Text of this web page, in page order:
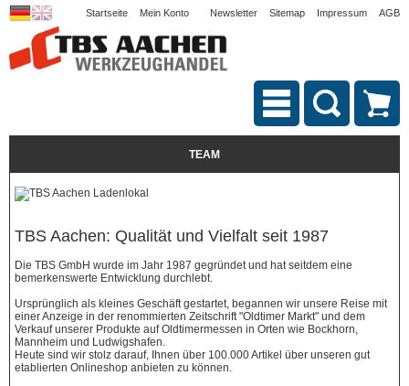
Startseite Mein Konto Newsletter Sitemap Impressum AGB
TEAM
TBS Aachen: Qualität und Vielfalt seit 1987
Die TBS GmbH wurde im Jahr 1987 gegründet und hat seitdem eine
bemerkenswerte Entwicklung durchlebt.
Ursprünglich als kleines Geschäft gestartet, begannen wir unsere Reise mit
einer Anzeige in der renommierten Zeitschrift "Oldtimer Markt" und dem
Verkauf unserer Produkte auf Oldtimermessen in Orten wie Bockhorn,
Mannheim und Ludwigshafen.
Heute sind wir stolz darauf, Ihnen über 100.000 Artikel über unseren gut
etablierten Onlineshop anbieten zu können.